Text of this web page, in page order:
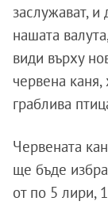
заслужават,
нашата
види върху
червена каня,
граблива
Червената
ще бъде
от по 5 лири,